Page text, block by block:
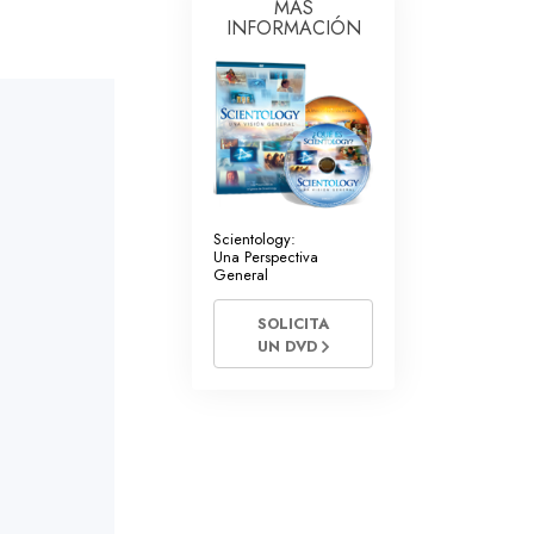
Respuestas a las Drogas
Herramientas para el Entorno Laboral
La Causa de la Supresión
Los Fundamentos de la Organización
MÁS
INFORMACIÓN
Scientology:
Una Perspectiva
General
SOLICITA
UN DVD